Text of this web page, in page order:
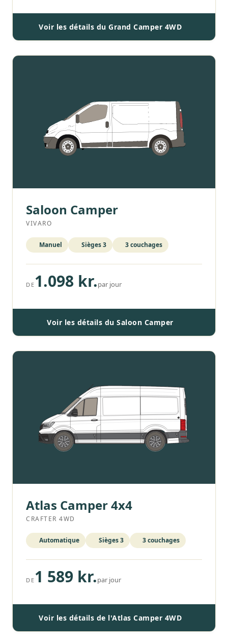
Voir les détails du Grand Camper 4WD
Saloon Camper
VIVARO
Manuel Sièges 3 3 couchages
DE 1.098 kr.par jour
Voir les détails du Saloon Camper
Atlas Camper 4x4
CRAFTER 4WD
Automatique Sièges 3 3 couchages
DE 1 589 kr.par jour
Voir les détails de l'Atlas Camper 4WD